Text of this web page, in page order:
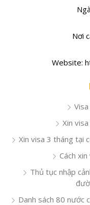
Nơi
Website:
Xin
Xin visa 3 tháng tại
Cách
Thủ tục nhập
Danh sách 80 nước